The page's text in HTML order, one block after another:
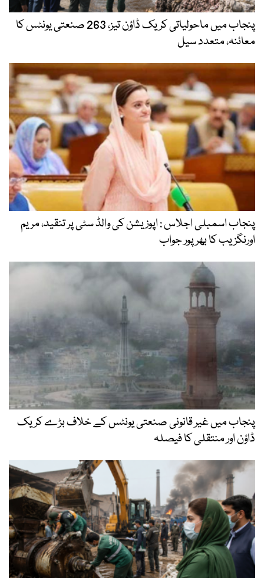
پنجاب میں ماحولیاتی کریک ڈاؤن تیز، 263 صنعتی یونٹس کا
معائنہ، متعدد سیل
پنجاب اسمبلی اجلاس : اپوزیشن کی والڈ سٹی پر تنقید، مریم
اورنگزیب کا بھرپور جواب
پنجاب میں غیر قانونی صنعتی یونٹس کے خلاف بڑے کریک
ڈاؤن اور منتقلی کا فیصلہ